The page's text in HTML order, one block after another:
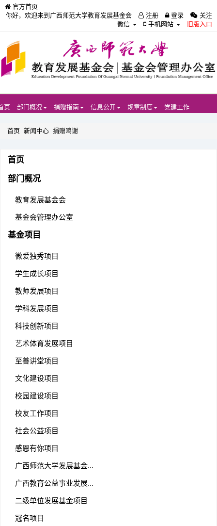
官方首页
你好，欢迎来到广西师范大学教育发展基金会
注册 登录
关注
微信
手机网站 旧版入口
页 部门概况 捐赠指南 信息公开 规章制度 党建工作
首页 新闻中心 捐赠鸣谢
首页
部门概况
教育发展基金会
基金会管理办公室
基金项目
微爱独秀项目
学生成长项目
教师发展项目
学科发展项目
科技创新项目
艺术体育发展项目
至善讲堂项目
文化建设项目
校园建设项目
校友工作项目
社会公益项目
感恩有你项目
广西师范大学发展基金...
广西教育公益事业发展...
二级单位发展基金项目
冠名项目